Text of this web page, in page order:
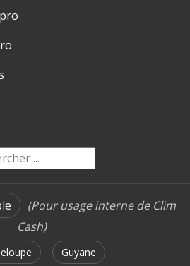
(Pour usage interne de Clim
Cash)
Guyane